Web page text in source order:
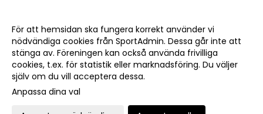
För att hemsidan ska fungera korrekt använder vi
nödvändiga cookies från SportAdmin. Dessa går inte att
stänga av. Föreningen kan också använda frivilliga
cookies, t.ex. för statistik eller marknadsföring. Du väljer
själv om du vill acceptera dessa.
Anpassa dina val